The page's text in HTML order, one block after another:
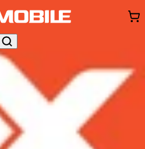
So Sánh Tư vấnKhuyến
- Game Thông báo